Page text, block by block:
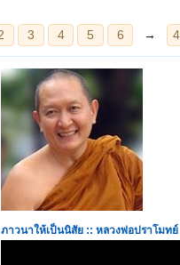
ภาวนาให้เป็นนิสัย :: หลวงพ่อปราโมทย์